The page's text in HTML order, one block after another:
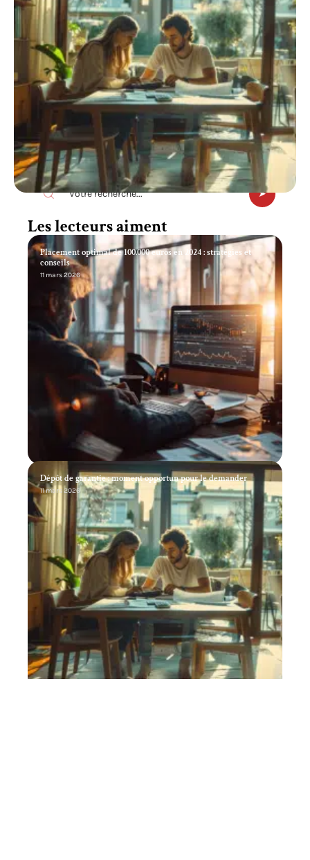
Recherche
Les lecteurs aiment
Placement optimal de 100.000 euros en 2024 : stratégies et
conseils
11 mars 2026
Dépôt de garantie : moment opportun pour le demander
11 mars 2026